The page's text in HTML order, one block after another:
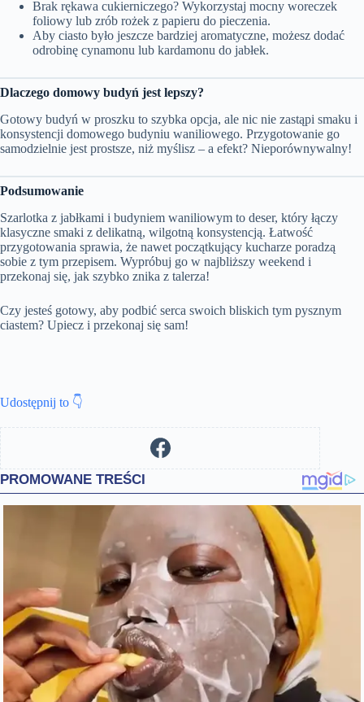
Brak rękawa cukierniczego? Wykorzystaj mocny woreczek
foliowy lub zrób rożek z papieru do pieczenia.
Aby ciasto było jeszcze bardziej aromatyczne, możesz dodać
odrobinę cynamonu lub kardamonu do jabłek.
Dlaczego domowy budyń jest lepszy?
Gotowy budyń w proszku to szybka opcja, ale nic nie zastąpi smaku i
konsystencji domowego budyniu waniliowego. Przygotowanie go
samodzielnie jest prostsze, niż myślisz – a efekt? Nieporównywalny!
Podsumowanie
Szarlotka z jabłkami i budyniem waniliowym to deser, który łączy
klasyczne smaki z delikatną, wilgotną konsystencją. Łatwość
przygotowania sprawia, że nawet początkujący kucharze poradzą
sobie z tym przepisem. Wypróbuj go w najbliższy weekend i
przekonaj się, jak szybko znika z talerza!
Czy jesteś gotowy, aby podbić serca swoich bliskich tym pysznym
ciastem? Upiecz i przekonaj się sam!
Udostępnij to 👇